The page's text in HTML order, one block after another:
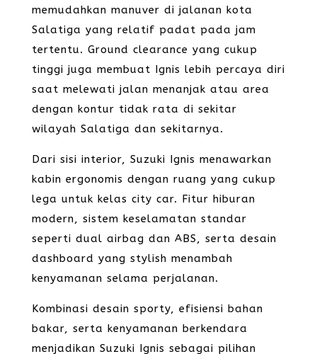
memudahkan manuver di jalanan kota
Salatiga yang relatif padat pada jam
tertentu. Ground clearance yang cukup
tinggi juga membuat Ignis lebih percaya diri
saat melewati jalan menanjak atau area
dengan kontur tidak rata di sekitar
wilayah Salatiga dan sekitarnya.
Dari sisi interior, Suzuki Ignis menawarkan
kabin ergonomis dengan ruang yang cukup
lega untuk kelas city car. Fitur hiburan
modern, sistem keselamatan standar
seperti dual airbag dan ABS, serta desain
dashboard yang stylish menambah
kenyamanan selama perjalanan.
Kombinasi desain sporty, efisiensi bahan
bakar, serta kenyamanan berkendara
menjadikan Suzuki Ignis sebagai pilihan